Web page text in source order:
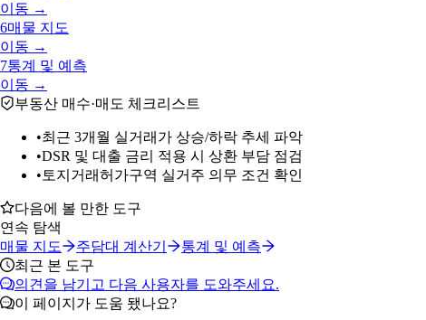
이동 →
6매물 지도
이동 →
7통계 및 예측
이동 →
부동산 매수·매도 체크리스트
•최근 3개월 실거래가 상승/하락 추세 파악
•DSR 및 대출 금리 적용 시 상환 부담 점검
• 토지거래허가구역 실거주 의무 조건 확인
다음에 볼 만한 도구
연속 탐색
매물 지도
주담대 계산기
통계 및 예측
최근 본 도구
의견을 남기고 다음 사용자를 도와주세요.
이 페이지가 도움 됐나요?